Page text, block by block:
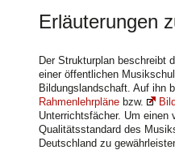
Erläuterungen
Der Strukturplan beschreibt
einer öffentlichen
Bildungslandschaft. Auf ihn
Rahmenlehrpläne bzw.
Unterrichtsfächer. Um einen
Qualitätsstandard des
Deutschland zu